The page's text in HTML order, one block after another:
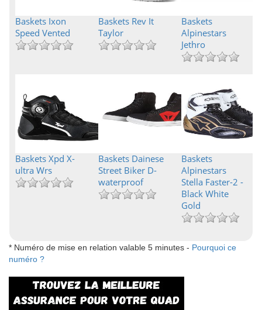
Baskets Ixon
Speed Vented
Baskets Rev It
Taylor
Baskets
Alpinestars
Jethro
Baskets Xpd X-
ultra Wrs
Baskets Dainese
Street Biker D-
waterproof
Baskets
Alpinestars
Stella Faster-2 -
Black White
Gold
* Numéro de mise en relation valable 5 minutes - Pourquoi ce
numéro ?